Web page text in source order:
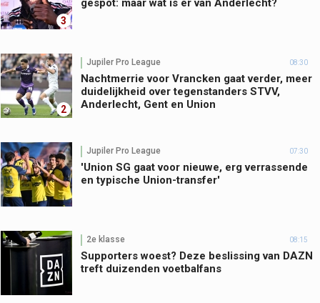
3
gespot: maar wat is er van Anderlecht?
2
Jupiler Pro League 08:30
Nachtmerrie voor Vrancken gaat verder, meer
duidelijkheid over tegenstanders STVV,
Anderlecht, Gent en Union
Jupiler Pro League 07:30
'Union SG gaat voor nieuwe, erg verrassende
en typische Union-transfer'
2e klasse 08:15
Supporters woest? Deze beslissing van DAZN
treft duizenden voetbalfans